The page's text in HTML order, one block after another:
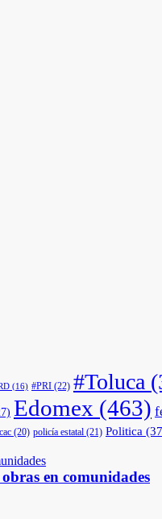
(16) #PRI (22) #Toluca
Edomex (463)
(20) policía estatal (21) Politica
en comunidades